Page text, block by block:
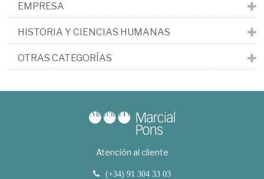
EMPRESA
HISTORIA Y CIENCIAS HUMANAS
OTRAS CATEGORÍAS
Atención al cliente
(+34) 91 304 33 03